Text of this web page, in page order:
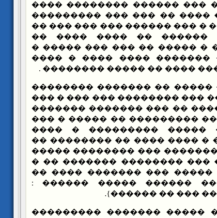
�������� ��� �� ���
�� ����� ��� �� ���� ��
������� ������� � ���
������ ������ ������
������� � ����� � ����� ��
�� ��� ����� � �������
���� �� ��� ������ ���� ��
���� ���� ����� ��
���� ����� ����� ���
�� �� ����� �� ���� �� ���
�� ����� ��� ����
���� �� ����� �����
������ ��� ���� � ����
���� ���� ���� �������
� ����� �� ���� ���
������ �� ���� ����� ���
��� �� �������� ������
{������ �� ���
���� �� ����� �������